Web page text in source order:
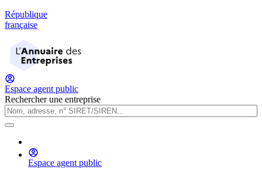
République
française
Espace agent public
Rechercher une entreprise
Espace agent public